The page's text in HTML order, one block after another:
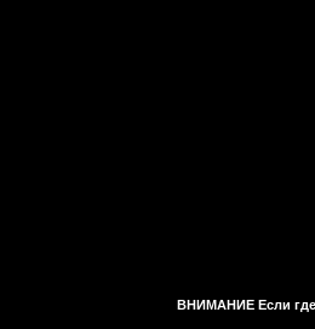
ВНИМАНИЕ Если где